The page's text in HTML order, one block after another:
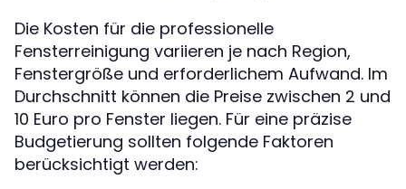
Die Kosten für die professionelle
Fensterreinigung variieren je nach Region,
Fenstergröße und erforderlichem Aufwand. Im
Durchschnitt können die Preise zwischen 2 und
10 Euro pro Fenster liegen. Für eine präzise
Budgetierung sollten folgende Faktoren
berücksichtigt werden: